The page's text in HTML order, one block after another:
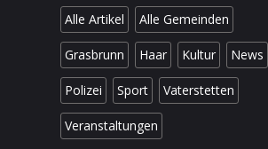
Alle Artikel Alle Gemeinden
Grasbrunn Haar Kultur News
Polizei Sport Vaterstetten
Veranstaltungen